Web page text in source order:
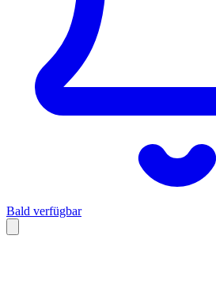
Bald verfügbar